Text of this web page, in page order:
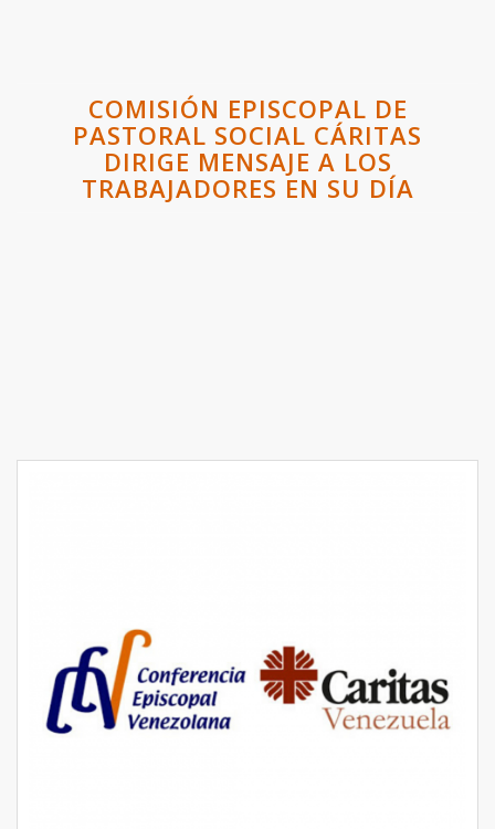
COMISIÓN EPISCOPAL DE
PASTORAL SOCIAL CÁRITAS
DIRIGE MENSAJE A LOS
TRABAJADORES EN SU DÍA